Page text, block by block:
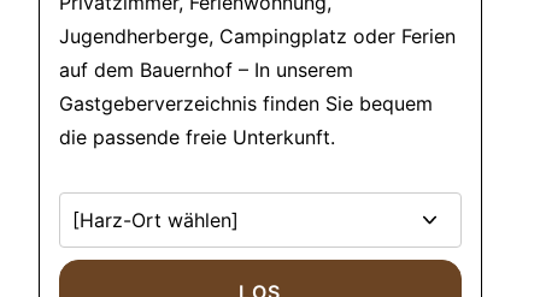
Jugendherberge, Campingplatz oder Ferien
auf dem Bauernhof – In unserem
Gastgeberverzeichnis finden Sie bequem
die passende freie Unterkunft.